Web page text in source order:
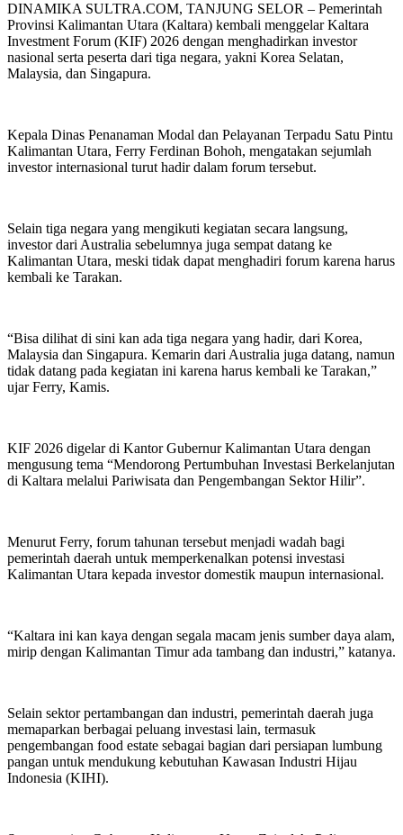
DINAMIKA SULTRA.COM, TANJUNG SELOR – Pemerintah
Provinsi Kalimantan Utara (Kaltara) kembali menggelar Kaltara
Investment Forum (KIF) 2026 dengan menghadirkan investor
nasional serta peserta dari tiga negara, yakni Korea Selatan,
Malaysia, dan Singapura.
Kepala Dinas Penanaman Modal dan Pelayanan Terpadu Satu Pintu
Kalimantan Utara, Ferry Ferdinan Bohoh, mengatakan sejumlah
investor internasional turut hadir dalam forum tersebut.
Selain tiga negara yang mengikuti kegiatan secara langsung,
investor dari Australia sebelumnya juga sempat datang ke
Kalimantan Utara, meski tidak dapat menghadiri forum karena harus
kembali ke Tarakan.
“Bisa dilihat di sini kan ada tiga negara yang hadir, dari Korea,
Malaysia dan Singapura. Kemarin dari Australia juga datang, namun
tidak datang pada kegiatan ini karena harus kembali ke Tarakan,”
ujar Ferry, Kamis.
KIF 2026 digelar di Kantor Gubernur Kalimantan Utara dengan
mengusung tema “Mendorong Pertumbuhan Investasi Berkelanjutan
di Kaltara melalui Pariwisata dan Pengembangan Sektor Hilir”.
Menurut Ferry, forum tahunan tersebut menjadi wadah bagi
pemerintah daerah untuk memperkenalkan potensi investasi
Kalimantan Utara kepada investor domestik maupun internasional.
“Kaltara ini kan kaya dengan segala macam jenis sumber daya alam,
mirip dengan Kalimantan Timur ada tambang dan industri,” katanya.
Selain sektor pertambangan dan industri, pemerintah daerah juga
memaparkan berbagai peluang investasi lain, termasuk
pengembangan food estate sebagai bagian dari persiapan lumbung
pangan untuk mendukung kebutuhan Kawasan Industri Hijau
Indonesia (KIHI).